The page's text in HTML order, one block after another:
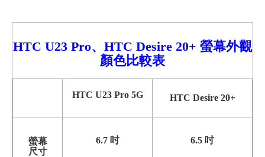
HTC U23 Pro、 HTC Desire 20+ 螢幕外觀
顏色比較表
HTC U23 Pro 5G HTC Desire 20+
螢幕
尺寸
6.7 吋 6.5 吋